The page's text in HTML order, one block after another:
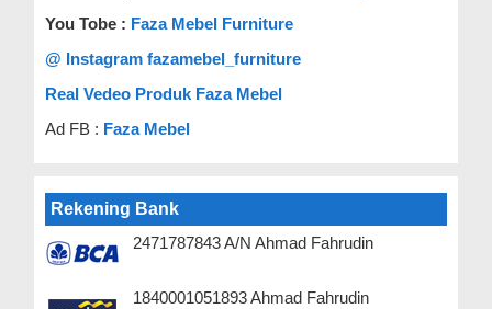
You Tobe : Faza Mebel Furniture
@ Instagram fazamebel_furniture
Real Vedeo Produk Faza Mebel
Ad FB : Faza Mebel
Rekening Bank
2471787843 A/N Ahmad Fahrudin
1840001051893 Ahmad Fahrudin